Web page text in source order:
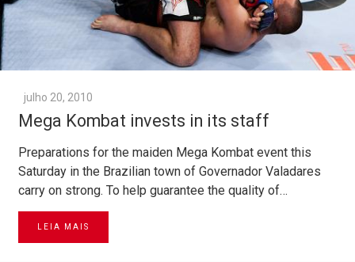
julho 20, 2010
Mega Kombat invests in its staff
Preparations for the maiden Mega Kombat event this
Saturday in the Brazilian town of Governador Valadares
carry on strong. To help guarantee the quality of…
LEIA MAIS